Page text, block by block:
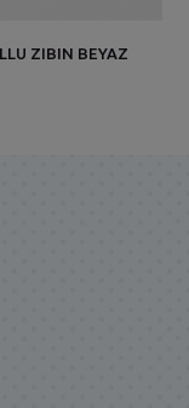
ZIBIN BEYAZ